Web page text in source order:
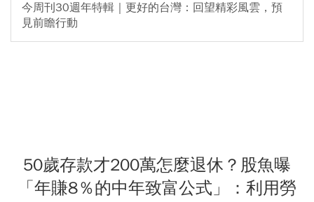
今周刊30週年特輯｜更好的台灣：回望精彩風雲，預
見前瞻行動
50歲存款才200萬怎麼退休？股魚曝
「年賺8％的中年致富公式」：利用勞